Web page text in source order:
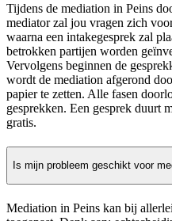
Tijdens de mediation in Peins
mediator zal jou vragen zich
waarna een intakegesprek zal
betrokken partijen worden
Vervolgens beginnen de
wordt de mediation afgerond
papier te zetten. Alle fasen
gesprekken. Een gesprek duurt
gratis.
Is mijn probleem geschikt voor
Mediation in Peins kan bij